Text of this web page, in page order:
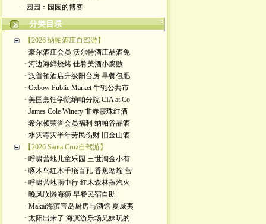
· 园园：园园的博客
分类目录
【2026 纳帕酒庄自驾游】
· 豪尔酒庄会员 沃尔特酒庄品酒免
· 河边海鲜烧烤 佳肴美酒小腐败
· 汉普顿酒店升级阳台房 早餐包肥
· Oxbow Public Market 牛轭公共市
· 美国烹饪学院纳帕分院 CIA at Co
· James Cole Winery 非赤霞珠红酒
· 希尔顿荣誉会员福利 纳帕谷品酒
· 水灾霉灾半年劳民伤财 旧金山酒
【2026 Santa Cruz自驾游】
· 呼啸营地儿童乐园 三世淘金小有
· 啄木鸟红木千疮百孔 香蕉蛞蝓 营
· 呼啸营地雨中行 红木森林蒸汽火
· 晚风吹懒海狮 早餐民宿自助
· Makai海滨宝岛厨房与酒馆 夏威夷
· 太阳出来了 海滨游乐场兄妹玩的